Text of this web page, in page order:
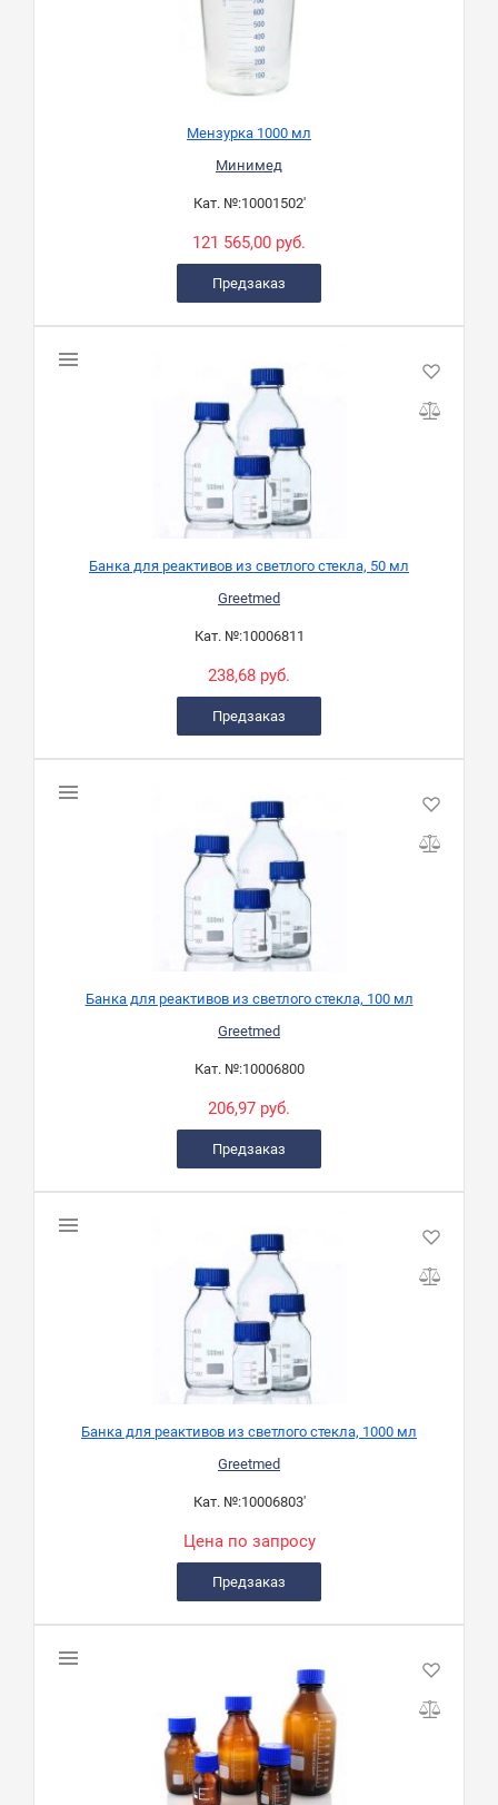
Мензурка 1000 мл
Минимед
Кат. №:10001502'
121 565,00 руб.
Предзаказ
Банка для реактивов из светлого стекла, 50 мл
Greetmed
Кат. №:10006811
238,68 руб.
Предзаказ
Банка для реактивов из светлого стекла, 100 мл
Greetmed
Кат. №:10006800
206,97 руб.
Предзаказ
Банка для реактивов из светлого стекла, 1000 мл
Greetmed
Кат. №:10006803'
Цена по запросу
Предзаказ